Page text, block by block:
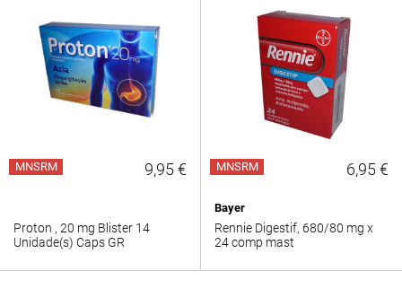
MNSRM 9,95 €
Proton , 20 mg Blister 14
Unidade(s) Caps GR
MNSRM 6,95 €
Bayer
Rennie Digestif, 680/80 mg x
24 comp mast